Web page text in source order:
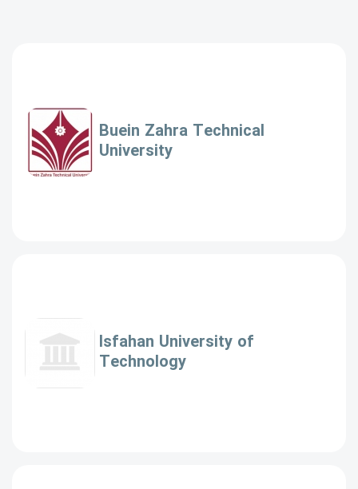
Buein Zahra Technical
University
Isfahan University of
Technology